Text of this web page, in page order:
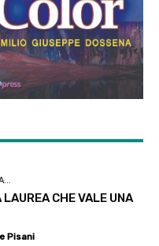
LAUREA CHE VALE UNA
Pisani